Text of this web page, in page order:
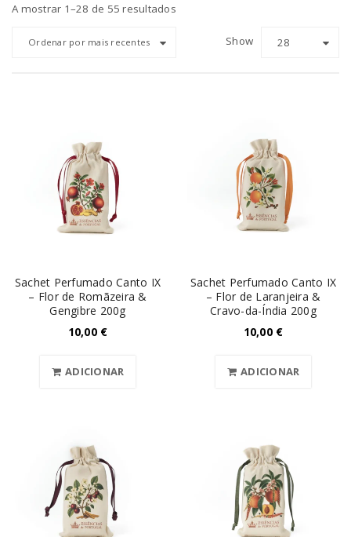
A mostrar 1–28 de 55 resultados
Ordenar por mais recentes Show 28
Sachet Perfumado Canto IX
– Flor de Romãzeira &
Gengibre 200g
10,00 €
ADICIONAR
Sachet Perfumado Canto IX
– Flor de Laranjeira &
Cravo-da-Índia 200g
10,00 €
ADICIONAR